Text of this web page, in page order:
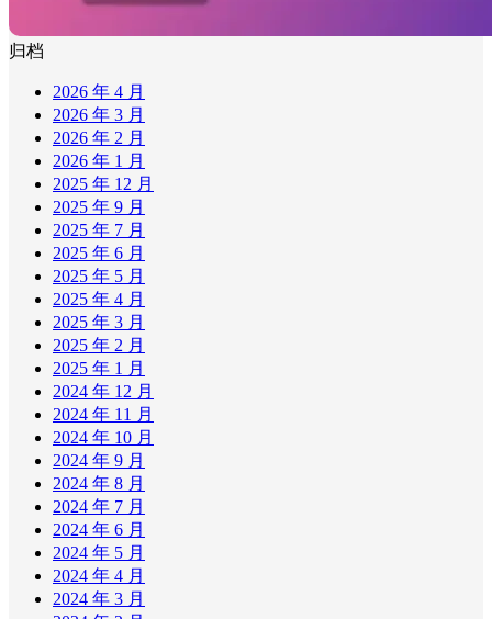
归档
2026 年 4 月
2026 年 3 月
2026 年 2 月
2026 年 1 月
2025 年 12 月
2025 年 9 月
2025 年 7 月
2025 年 6 月
2025 年 5 月
2025 年 4 月
2025 年 3 月
2025 年 2 月
2025 年 1 月
2024 年 12 月
2024 年 11 月
2024 年 10 月
2024 年 9 月
2024 年 8 月
2024 年 7 月
2024 年 6 月
2024 年 5 月
2024 年 4 月
2024 年 3 月